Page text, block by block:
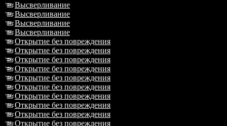
Высверливание
Высверливание
Высверливание
Высверливание
Открытие без повреждения
Открытие без повреждения
Открытие без повреждения
Открытие без повреждения
Открытие без повреждения
Открытие без повреждения
Открытие без повреждения
Открытие без повреждения
Открытие без повреждения
Открытие без повреждения